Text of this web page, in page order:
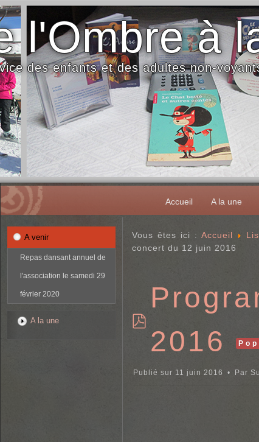
l'Ombre à
des enfants et des adultes non-
Accueil A la une
A venir
Repas dansant annuel de
l'association le samedi 29
février 2020
A la une
Vous êtes ici : Accueil
concert du 12 juin 2016
2016
Publié sur 11 juin 2016 Par